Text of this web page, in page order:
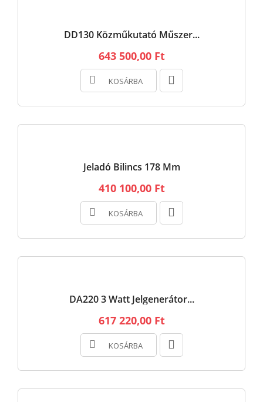
DD130 Közműkutató Műszer...
643 500,00 Ft
KOSÁRBA
Jeladó Bilincs 178 Mm
410 100,00 Ft
KOSÁRBA
DA220 3 Watt Jelgenerátor...
617 220,00 Ft
KOSÁRBA